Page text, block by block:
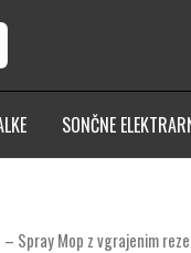
SONČNE
Spray Mop z vgrajenim